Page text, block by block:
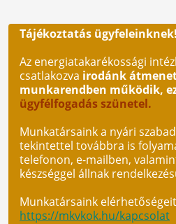
Tájékoztatás ügyfeleinknek!
Az energiatakarékossági
csatlakozva irodánk
munkarendben működik,
ügyfélfogadás szünetel.
Munkatársaink a nyári
tekintettel továbbra is
telefonon, e-mailben,
készséggel állnak
Munkatársaink
https://mkvkok.hu/kapcsolat